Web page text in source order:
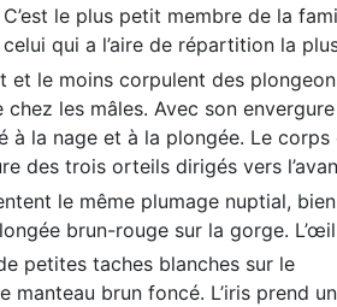
le plus petit membre de la
qui a l’aire de répartition la
et le moins corpulent des
chez les mâles. Avec son
à la nage et à la plongée. Le
des trois orteils dirigés vers
le même plumage nuptial,
brun-rouge sur la gorge.
petites taches blanches sur le
brun foncé. L’iris prend